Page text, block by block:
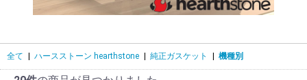
全て ハースストーン hearthstone 純正ガスケット 機種別